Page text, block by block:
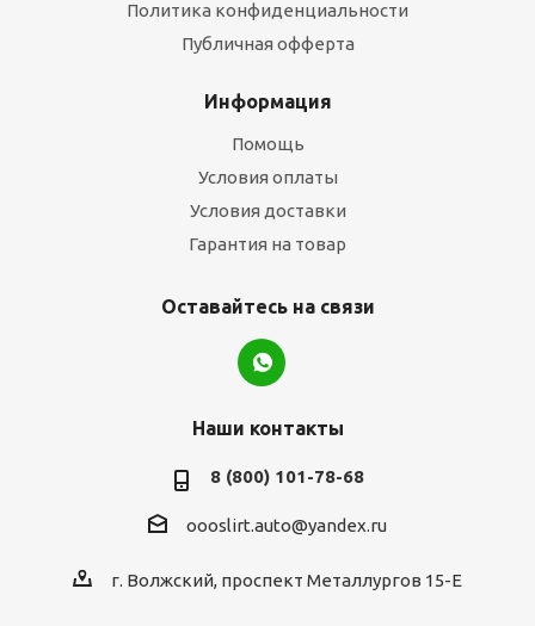
Политика конфиденциальности
Публичная офферта
Информация
Помощь
Условия оплаты
Условия доставки
Гарантия на товар
Оставайтесь на связи
Наши контакты
8 (800) 101-78-68
oooslirt.auto@yandex.ru
г. Волжский, проспект Металлургов 15-Е